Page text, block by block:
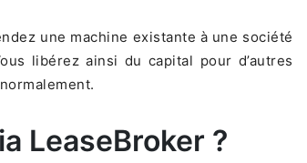
une machine existante à une société
libérez ainsi du capital pour d’autres
LeaseBroker ?